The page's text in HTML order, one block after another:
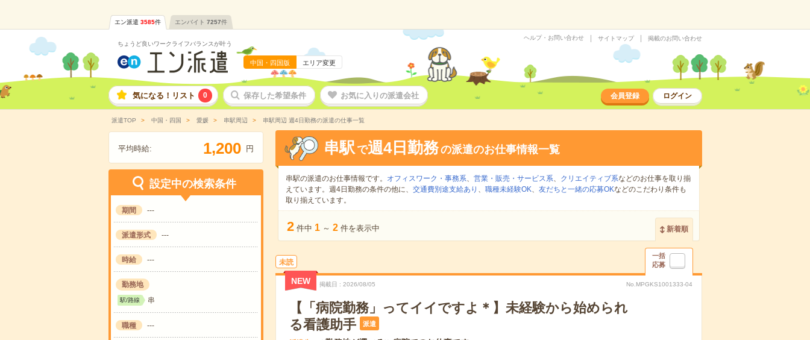
エン派遣 3585件 エンバイト 7257件
ちょうど良いワークライフバランスが叶う
中国・四国版 エリア変更
ヘルプ・お問い合わせ サイトマップ 掲載のお問い合わせ
気になる！リスト 0 保存した希望条件 お気に入りの派遣会社 会員登録 ログイン
派遣TOP 中国・四国 愛媛 串駅周辺 串駅周辺 週4日勤務の派遣の仕事一覧
平均時給: 1,200 円
設定中の検索条件
期間 ---
派遣形式 ---
時給 ---
勤務地
駅/路線 串
職種 ---
串駅 で週4日勤務の派遣のお仕事情報一覧
串駅の派遣のお仕事情報です。 オフィスワーク・事務系、 営業・販売・サービス系、 クリエイティブ系などのお仕事を取り揃
えています。週4日勤務の条件の他に、 交通費別途支給あり 、 職種未経験OK、 友だちと一緒の応募OKなどのこだわり条件も
取り揃えています。
2 件中 1 ～ 2 件を表示中 新着順
未読
一括
応募
NEW 掲載日 2026/08/05 No.MPGKS1001333-04
【「病院勤務」ってイイですよ＊】未経験から始められ
る看護助手
派遣